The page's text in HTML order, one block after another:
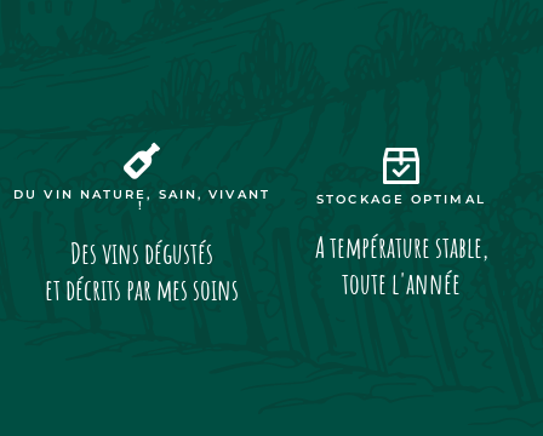
DU VIN NATURE, SAIN, VIVANT
!
Des vins dégustés
et décrits par mes soins
STOCKAGE OPTIMAL
A température stable,
toute l'année